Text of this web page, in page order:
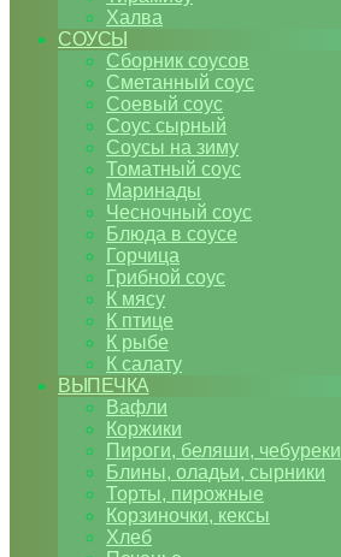
Халва
СОУСЫ
Сборник соусов
Сметанный соус
Соевый соус
Соус сырный
Соусы на зиму
Томатный соус
Маринады
Чесночный соус
Блюда в соусе
Горчица
Грибной соус
К мясу
К птице
К рыбе
К салату
ВЫПЕЧКА
Вафли
Коржики
Пироги, беляши, чебуреки
Блины, оладьи, сырники
Торты, пирожные
Корзиночки, кексы
Хлеб